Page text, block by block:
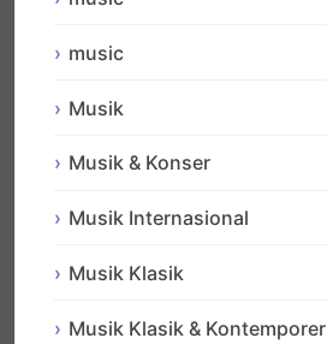
music
Musik
Musik & Konser
Musik Internasional
Musik Klasik
Musik Klasik & Kontemporer